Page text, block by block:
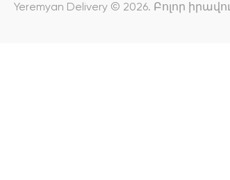
Yeremyan Delivery © 2026. Բոլոր